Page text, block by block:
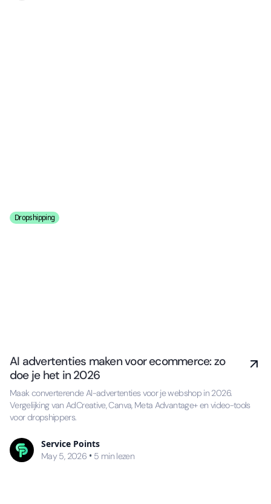
Dropshipping
AI advertenties maken voor ecommerce: zo
doe je het in 2026
Maak converterende AI-advertenties voor je webshop in 2026.
Vergelijking van AdCreative, Canva, Meta Advantage+ en video-tools
voor dropshippers.
Service Points
May 5, 2026 • 5 min lezen